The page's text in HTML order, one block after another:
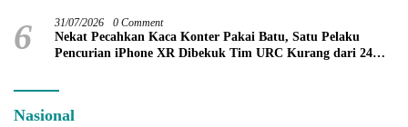
6 31/07/2026 0 Comment
Nekat Pecahkan Kaca Konter Pakai Batu, Satu Pelaku
Pencurian iPhone XR Dibekuk Tim URC Kurang dari 24
Nasional